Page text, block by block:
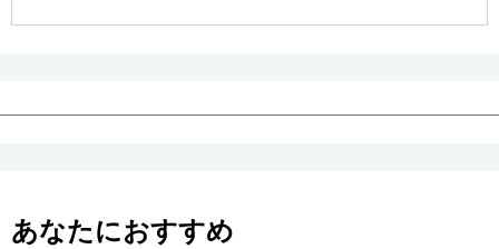
あなたにおすすめ